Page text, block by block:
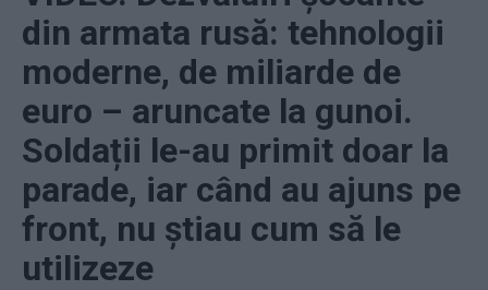
din armata rusă: tehnologii
moderne, de miliarde de
euro – aruncate la gunoi.
Soldații le-au primit doar la
parade, iar când au ajuns pe
front, nu știau cum să le
utilizeze